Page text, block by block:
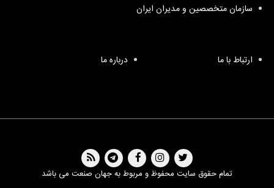
سازمان متخصصین و مدیران ایران
ارتباط با ما درباره ما
تمام حقوق سایت محفوظ و مربوط به جهان صنعت می باشد